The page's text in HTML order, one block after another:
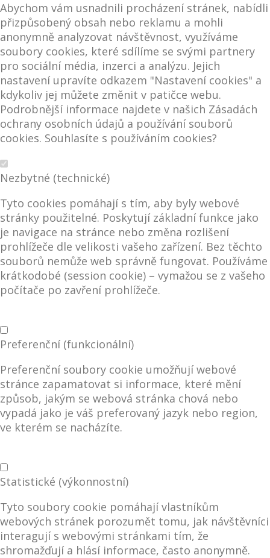
Abychom vám usnadnili procházení stránek, nabídli
přizpůsobený obsah nebo reklamu a mohli
anonymně analyzovat návštěvnost, využíváme
soubory cookies, které sdílíme se svými partnery
pro sociální média, inzerci a analýzu. Jejich
nastavení upravíte odkazem "Nastavení cookies" a
kdykoliv jej můžete změnit v patičce webu.
Podrobnější informace najdete v našich Zásadách
ochrany osobních údajů a používání souborů
cookies. Souhlasíte s používáním cookies?
Nezbytné (technické)
Tyto cookies pomáhají s tím, aby byly webové
stránky použitelné. Poskytují základní funkce jako
je navigace na stránce nebo změna rozlišení
prohlížeče dle velikosti vašeho zařízení. Bez těchto
souborů nemůže web správně fungovat. Používáme
krátkodobé (session cookie) – vymažou se z vašeho
počítače po zavření prohlížeče.
Preferenční (funkcionální)
Preferenční soubory cookie umožňují webové
stránce zapamatovat si informace, které mění
způsob, jakým se webová stránka chová nebo
vypadá jako je váš preferovaný jazyk nebo region,
ve kterém se nacházíte.
Statistické (výkonnostní)
Tyto soubory cookie pomáhají vlastníkům
webových stránek porozumět tomu, jak návštěvníci
interagují s webovými stránkami tím, že
shromažďují a hlásí informace, často anonymně.